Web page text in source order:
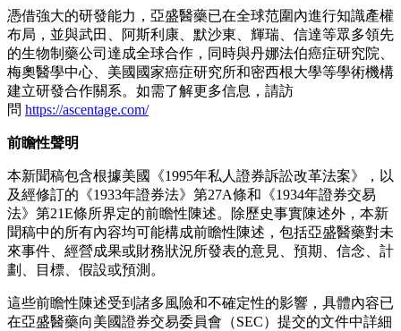
憑借強大的研發能力，亞盛醫藥已在全球范圍內進行知識產權
布局，並與武田、阿斯利康、默沙東、輝瑞、信達等眾多領先
的生物制藥公司達成全球合作，同時與丹娜法伯癌症研究院、
梅奧醫學中心、美國國家癌症研究所和密西根大學等學術機構
建立研發合作關系。如需了解更多信息，請訪
問 https://ascentage.com/
前瞻性聲明
本新聞稿包含根據美國《1995年私人證券訴訟改革法案》，以
及經修訂的《1933年證券法》第27A條和《1934年證券交易
法》第21E條所界定的前瞻性陳述。除歷史事實陳述外，本新
聞稿中的所有內容均可能構成前瞻性陳述，包括亞盛醫藥對未
來事件、經營成果或財務狀況所發表的意見、預期、信念、計
劃、目標、假設或預測。
這些前瞻性陳述受到諸多風險和不確定性的影響，具體內容已
在亞盛醫藥向美國證券交易委員會（SEC）提交的文件中詳細